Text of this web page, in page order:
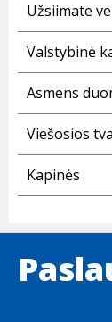
Užsiimate
Valstybinė
Asmens
Viešosios
Kapinės